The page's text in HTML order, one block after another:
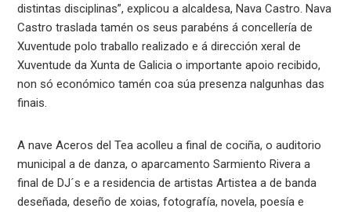
distintas disciplinas”, explicou a alcaldesa, Nava Castro. Nava
Castro traslada tamén os seus parabéns á concellería de
Xuventude polo traballo realizado e á dirección xeral de
Xuventude da Xunta de Galicia o importante apoio recibido,
non só económico tamén coa súa presenza nalgunhas das
finais.
A nave Aceros del Tea acolleu a final de cociña, o auditorio
municipal a de danza, o aparcamento Sarmiento Rivera a
final de DJ´s e a residencia de artistas Artistea a de banda
deseñada, deseño de xoias, fotografía, novela, poesía e